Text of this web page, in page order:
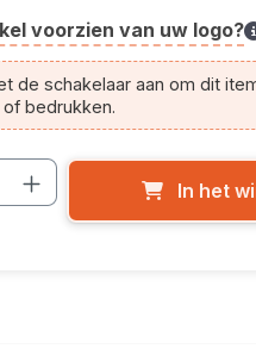
voorzien van uw logo?
de schakelaar aan om dit
bedrukken.
Voer
In het